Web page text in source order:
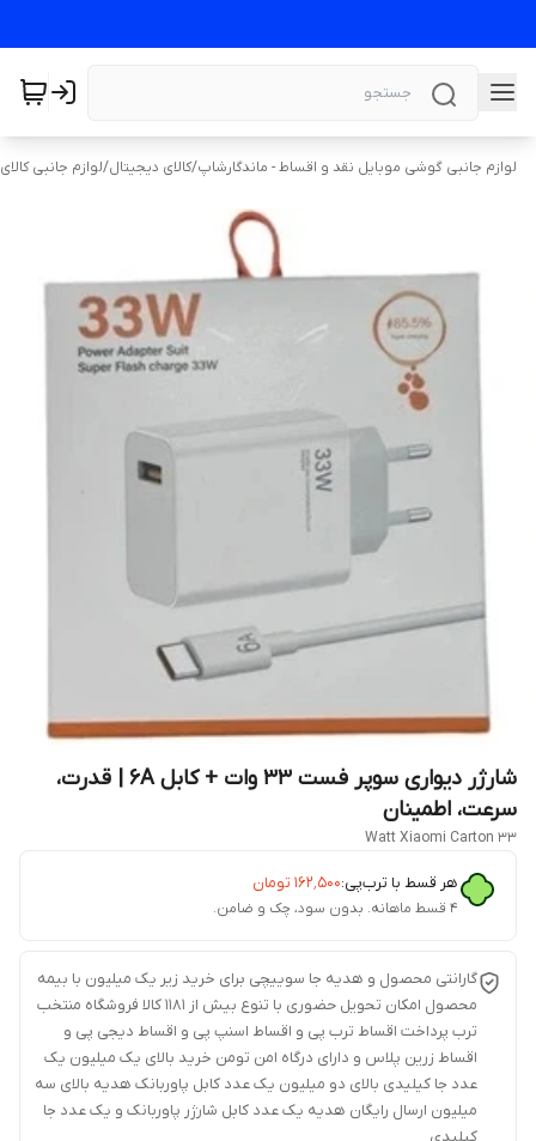
لوازم جانبی گوشی موبایل نقد و اقساط - ماندگارشاپ/کالای دیجیتال/لوازم جانبی
شارژر دیواری سوپر فست 33 وات + کابل 6A | قدرت،
سرعت، اطمینان
33 Watt Xiaomi Carton
هر قسط با ترب‌پی:۱۶۲٬۵۰۰ تومان
۴ قسط ماهانه. بدون سود، چک و ضامن.
گارانتی محصول و هدیه جا سوییچی برای خرید زیر یک میلیون با بیمه
محصول امکان تحویل حضوری با تنوع بیش از 1181 کالا فروشگاه منتخب
ترب پرداخت اقساط ترب پی و اقساط اسنپ پی و اقساط دیجی پی و
اقساط زرین پلاس و دارای درگاه امن تومن خرید بالای یک میلیون یک
عدد جا کیلیدی بالای دو میلیون یک عدد کابل پاوربانک هدیه بالای سه
میلیون ارسال رایگان هدیه یک عدد کابل شارژر پاوربانک و یک عدد جا
کیلیدی